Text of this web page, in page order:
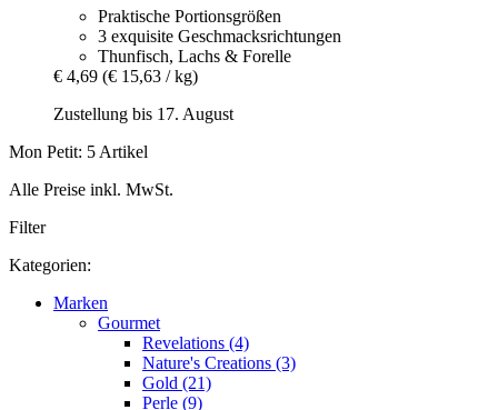
Praktische Portionsgrößen
3 exquisite Geschmacksrichtungen
Thunfisch, Lachs & Forelle
€ 4,69 (€ 15,63 / kg)
Zustellung bis 17. August
Mon Petit: 5 Artikel
Alle Preise inkl. MwSt.
Filter
Kategorien:
Marken
Gourmet
Revelations (4)
Nature's Creations (3)
Gold (21)
Perle (9)